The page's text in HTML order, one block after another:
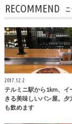
RECOMMEND
2017.12.2
テルミニ駅から1km、イ
きる美味しいパン屋。夕
も飲めます